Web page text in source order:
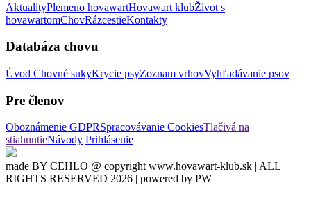
AktualityPlemeno hovawartHovawart klubŽivot s
hovawartomChovRázcestieKontakty
Databáza chovu
Úvod Chovné sukyKrycie psyZoznam vrhovVyhľadávanie psov
Pre členov
Oboznámenie GDPRSpracovávanie CookiesTlačivá na
stiahnutieNávody Prihlásenie
made BY CEHLO @ copyright www.hovawart-klub.sk | ALL
RIGHTS RESERVED 2026 | powered by PW